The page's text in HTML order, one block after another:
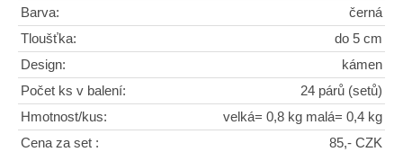
Barva:
černá
Tloušťka:
do 5 cm
Design:
kámen
Počet ks v balení:
24 párů (setů)
Hmotnost/kus:
velká= 0,8 kg malá= 0,4 kg
Cena za set :
85,- CZK